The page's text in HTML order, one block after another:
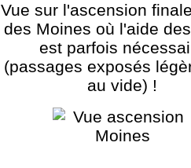
Vue sur l'ascension
des Moines où l'aide
est parfois
(passages exposés
au vide) !